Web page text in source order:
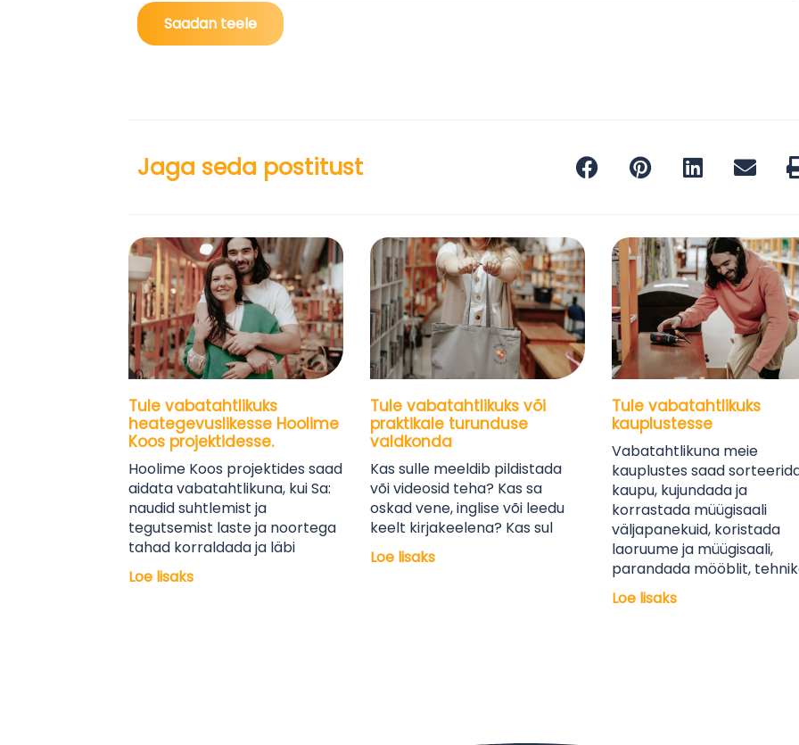
Jaga seda postitust
Tule vabatahtlikuks
heategevuslikesse Hoolime
Koos projektidesse.
Hoolime Koos projektides saad
aidata vabatahtlikuna, kui Sa:
naudid suhtlemist ja
tegutsemist laste ja noortega
tahad korraldada ja läbi
Loe lisaks
Tule vabatahtlikuks või
praktikale turunduse
valdkonda
Kas sulle meeldib pildistada
või videosid teha? Kas sa
oskad vene, inglise või leedu
keelt kirjakeelena? Kas sul
Loe lisaks
Tule vabatahtlikuks
kauplustesse
Vabatahtlikuna meie
kauplustes saad
kaupu, kujundada ja
korrastada müügisaali
väljapanekuid, koristada
laoruume ja müügisaali,
parandada mööblit,
Loe lisaks